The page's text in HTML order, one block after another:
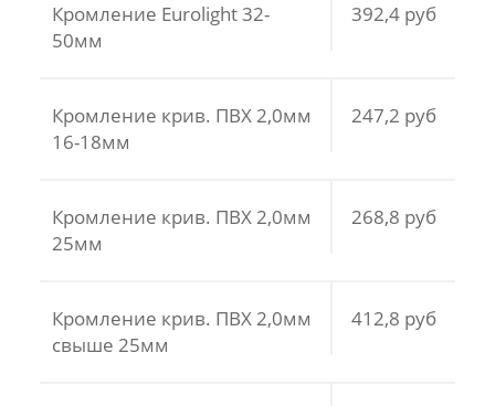
Кромление Eurolight 32-
50мм
392,4 руб
Кромление крив. ПВХ 2,0мм
16-18мм
247,2 руб
Кромление крив. ПВХ 2,0мм
25мм
268,8 руб
Кромление крив. ПВХ 2,0мм
свыше 25мм
412,8 руб